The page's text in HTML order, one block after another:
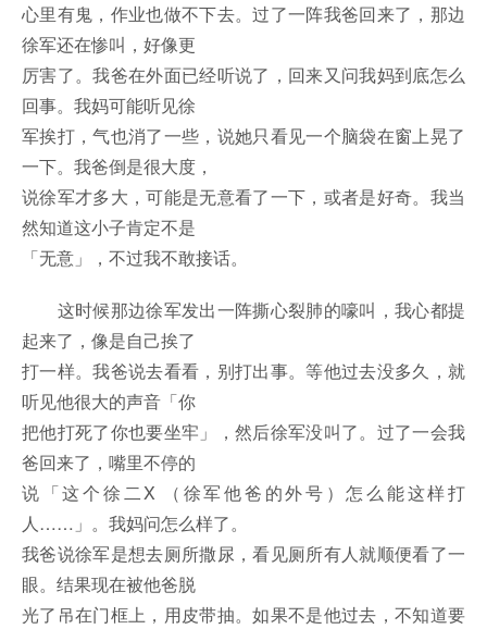
心里有鬼，作业也做不下去。过了一阵我爸回来了，那边
徐军还在惨叫，好像更
厉害了。我爸在外面已经听说了，回来又问我妈到底怎么
回事。我妈可能听见徐
军挨打，气也消了一些，说她只看见一个脑袋在窗上晃了
一下。我爸倒是很大度，
说徐军才多大，可能是无意看了一下，或者是好奇。我当
然知道这小子肯定不是
「无意」，不过我不敢接话。
这时候那边徐军发出一阵撕心裂肺的嚎叫，我心都提
起来了，像是自己挨了
打一样。我爸说去看看，别打出事。等他过去没多久，就
听见他很大的声音「你
把他打死了你也要坐牢」，然后徐军没叫了。过了一会我
爸回来了，嘴里不停的
说「这个徐二X （徐军他爸的外号）怎么能这样打
人……」。我妈问怎么样了。
我爸说徐军是想去厕所撒尿，看见厕所有人就顺便看了一
眼。结果现在被他爸脱
光了吊在门框上，用皮带抽。如果不是他过去，不知道要